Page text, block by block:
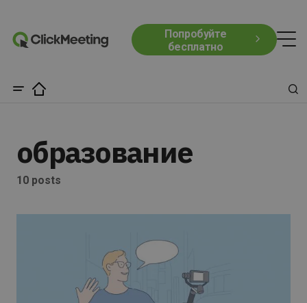
Попробуйте
бесплатно
образование
10 posts